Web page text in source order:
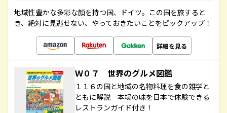
地域性豊かな多彩な顔を持つ国、ドイツ。この国を旅すると
き、絶対に見逃せない、やっておきたいことをピックアップ！
詳細を見る
Ｗ０７ 世界のグルメ図鑑
１１６の国と地域の名物料理を食の雑学と
ともに解説 本場の味を日本で体験できる
レストランガイド付き！